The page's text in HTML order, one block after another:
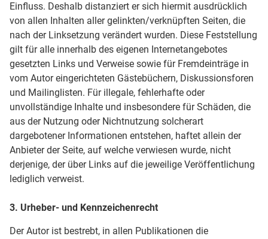
Einfluss. Deshalb distanziert er sich hiermit ausdrücklich
von allen Inhalten aller gelinkten/verknüpften Seiten, die
nach der Linksetzung verändert wurden. Diese Feststellung
gilt für alle innerhalb des eigenen Internetangebotes
gesetzten Links und Verweise sowie für Fremdeinträge in
vom Autor eingerichteten Gästebüchern, Diskussionsforen
und Mailinglisten. Für illegale, fehlerhafte oder
unvollständige Inhalte und insbesondere für Schäden, die
aus der Nutzung oder Nichtnutzung solcherart
dargebotener Informationen entstehen, haftet allein der
Anbieter der Seite, auf welche verwiesen wurde, nicht
derjenige, der über Links auf die jeweilige Veröffentlichung
lediglich verweist.
3. Urheber- und Kennzeichenrecht
Der Autor ist bestrebt, in allen Publikationen die